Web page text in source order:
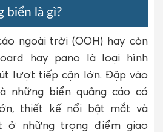
biển là gì?
ngoài trời (OOH) hay còn
hay pano là loại hình
lượt tiếp cận lớn. Đập vào
những biển quảng cáo có
thiết kế nổi bật mắt và
ở những trọng điểm giao